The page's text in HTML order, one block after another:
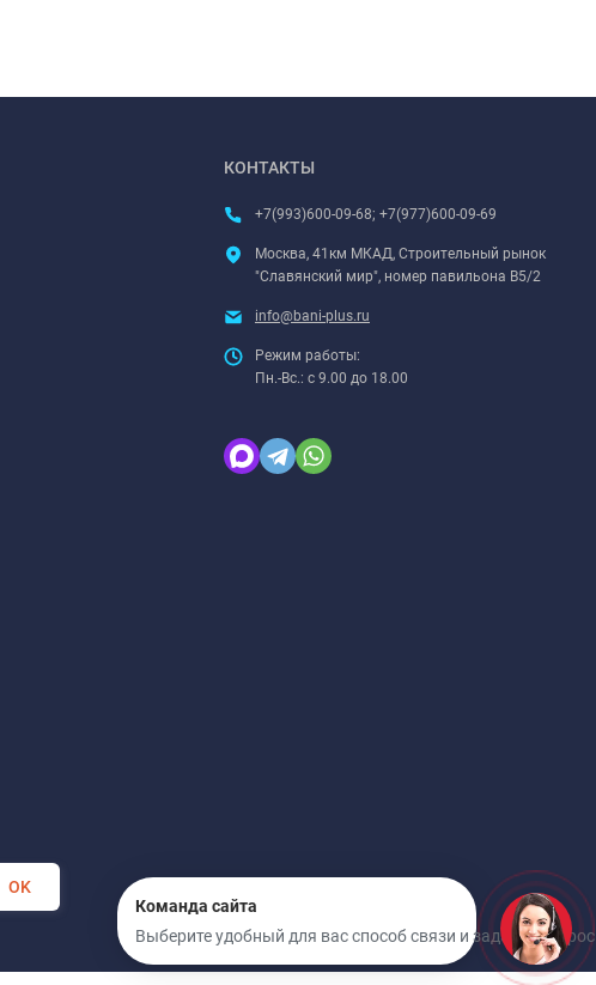
КОНТАКТЫ
+7(993)600-09-68; +7(977)600-09-69
Москва, 41км МКАД, Строительный рынок
"Славянский мир", номер павильона В5/2
info@bani-plus.ru
Режим работы:
Пн.-Вс.: с 9.00 до 18.00
OK
Команда сайта
Выберите удобный для вас способ связи и задайте вопрос